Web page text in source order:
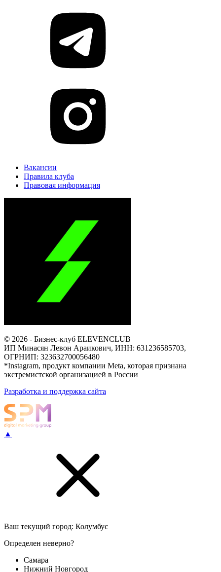
Вакансии
Правила клуба
Правовая информация
© 2026 - Бизнес-клуб ELEVENCLUB
ИП Минасян Левон Араикович, ИНН: 631236585703,
ОГРНИП: 323632700056480
*Instagram, продукт компании Meta, которая признана
экстремистской организацией в России
Разработка и поддержка сайта
▲
Ваш текущий город: Колумбус
Определен неверно?
Самара
Нижний Новгород